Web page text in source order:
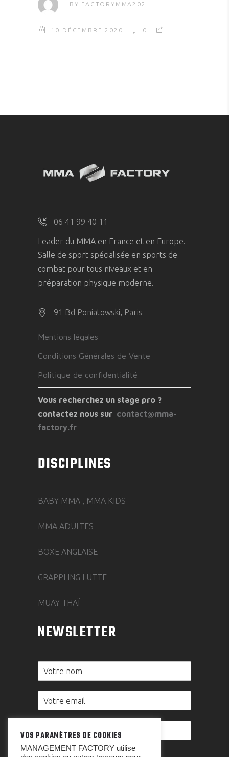
BY FACTORYMMA202I
10 DÉCEMBRE 2020 0
06 41 99 40 11
Leader du MMA en France et en Europe.
Salle de sport spécialisée en sports de
combat pour tous niveaux et en
préparation physique moderne.
91 Bd Poniatowski, Paris
Mentions légales
Conditions Générales de Vente
Politique de confidentialité
Vous recherchez un stage pro ?
contactez nous sur contact@mma-
factory.fr
DISCIPLINES
BABY MMA , MMA KIDS
MMA ADULTES
BOXE ANGLAISE
GRAPPLING LUTTE
MUAY THAÏ
NEWSLETTER
0 sur 12 caractères maximum.
VOS PARAMÈTRES DE COOKIES
MANAGEMENT FACTORY utilise